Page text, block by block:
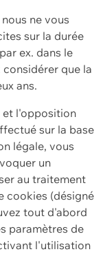
ne vous
sur la durée
ex. dans le
que la
ans.
et l'opposition
sur la base
légale, vous
un
au traitement
cookies (désigné
tout d'abord
paramètres de
l'utilisation